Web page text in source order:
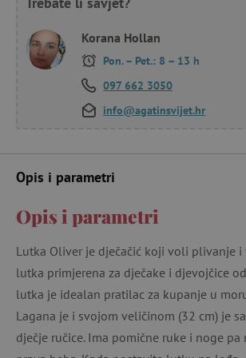
Korana Hollan
Pon. – Pet.: 8 – 13 h
097 662 3050
info@agatinsvijet.hr
Opis i parametri
Opis i parametri
Lutka Oliver je dječačić koji voli plivanje i
lutka primjerena za dječake i djevojčice
lutka je idealan pratilac za kupanje u
Lagana je i svojom veličinom (32 cm) je
dječje ručice. Ima pomične ruke i noge pa